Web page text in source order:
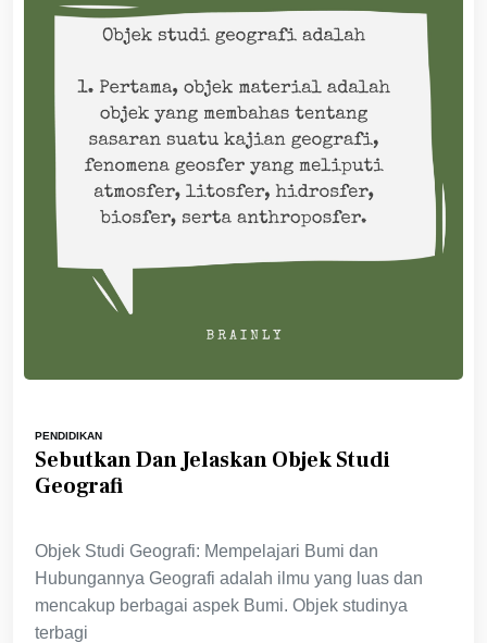
PENDIDIKAN
Sebutkan Dan Jelaskan Objek Studi
Geografi
Objek Studi Geografi: Mempelajari Bumi dan
Hubungannya Geografi adalah ilmu yang luas dan
mencakup berbagai aspek Bumi. Objek studinya
terbagi